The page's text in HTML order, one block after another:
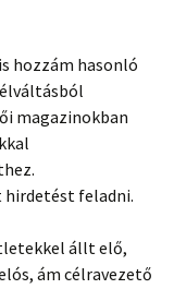
hozzám hasonló
magazinokban
feladni.
állt elő,
ám célravezető